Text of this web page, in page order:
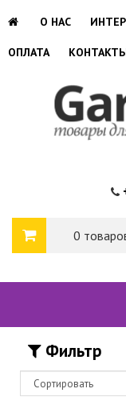
О НАС
ОПЛАТА
0
Фильтр